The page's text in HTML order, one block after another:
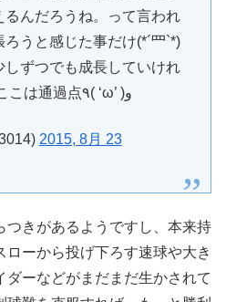
るんだろうね。って言われ
うと感じた事だけ(*´罒`*)
ずつでも成長していけれ
ばいいと思います。 ここは通過点٩( ‘ω’ )و
2015, 8月 23
つきがあるようですし、本来持
ローから投げ下ろす速球や大き
ダーなどがまだまだ生かされて